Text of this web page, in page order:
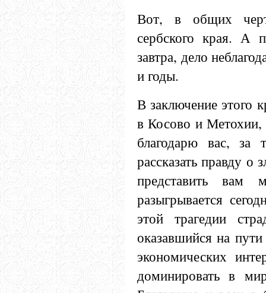
Вот, в общих
сербского края. А
завтра, дело
и годы.
В заключение этого
в Косово и Метохии,
благодарю вас,
рассказать правду
представить вам
разыгрывается
этой трагедии
оказавшийся на
экономических
доминировать в